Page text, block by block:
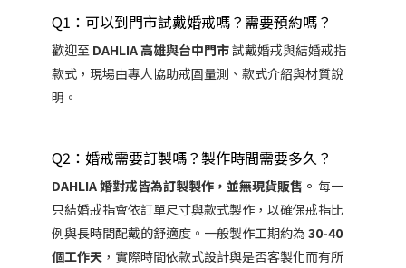
Q1：可以到門市試戴婚戒嗎？需要預約嗎？
歡迎至 DAHLIA 高雄與台中門市試戴婚戒與結婚戒指
款式，現場由專人協助戒圍量測、款式介紹與材質說
明。
Q2：婚戒需要訂製嗎？製作時間需要多久？
DAHLIA 婚對戒皆為訂製製作，並無現貨販售。 每一
只結婚戒指會依訂單尺寸與款式製作，以確保戒指比
例與長時間配戴的舒適度。一般製作工期約為30-40
個工作天，實際時間依款式設計與是否客製化而有所